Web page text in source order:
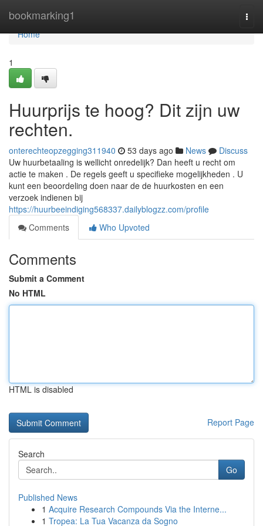
bookmarking1
Home
Home
1
Huurprijs te hoog? Dit zijn uw
rechten.
onterechteopzegging311940 53 days ago News
Discuss
Uw huurbetaaling is wellicht onredelijk? Dan heeft u recht om
actie te maken . De regels geeft u specifieke mogelijkheden . U
kunt een beoordeling doen naar de de huurkosten en een
verzoek indienen bij
https://huurbeeindiging568337.dailyblogzz.com/profile
Comments
Who Upvoted
Comments
Submit a Comment
No HTML
HTML is disabled
Report Page
Search
Go
Published News
1 Acquire Research Compounds Via the Interne...
1 Tropea: La Tua Vacanza da Sogno